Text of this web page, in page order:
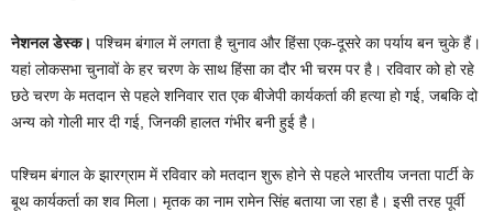
नेशनल डेस्क। पश्चिम बंगाल में लगता है चुनाव और हिंसा एक-दूसरे का पर्याय बन चुके हैं।
यहां लोकसभा चुनावों के हर चरण के साथ हिंसा का दौर भी चरम पर है। रविवार को हो रहे
छठे चरण के मतदान से पहले शनिवार रात एक बीजेपी कार्यकर्ता की हत्या हो गई, जबकि दो
अन्य को गोली मार दी गई, जिनकी हालत गंभीर बनी हुई है।
पश्चिम बंगाल के झारग्राम में रविवार को मतदान शुरू होने से पहले भारतीय जनता पार्टी के
बूथ कार्यकर्ता का शव मिला। मृतक का नाम रामेन सिंह बताया जा रहा है। इसी तरह पूर्वी